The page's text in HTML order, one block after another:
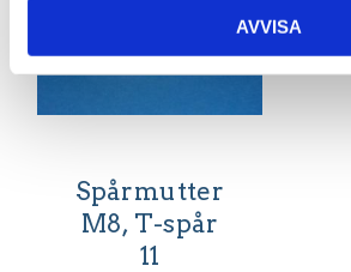
AVVISA
Spårmutter
M8, T-spår
11